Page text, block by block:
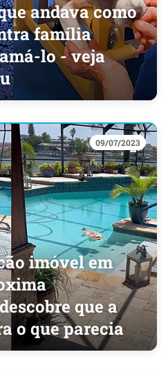
andava como
família
lo - veja
09/07/2023
imóvel em
que a
o que parecia